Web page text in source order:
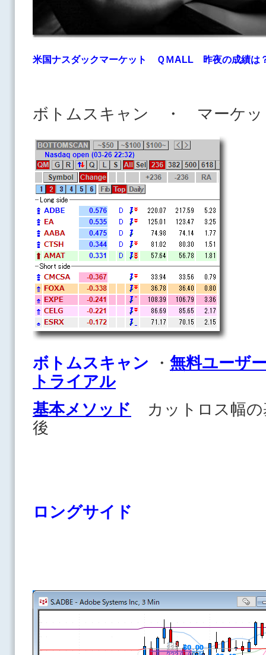
米国ナスダックマーケット ＱＭALL 昨夜の成績は
ボトムスキャン ・ マーケッ
ボトムスキャン ・ 無料ユーザ
トライアル
基本メソッド
カットロス幅
後
ロングサイド